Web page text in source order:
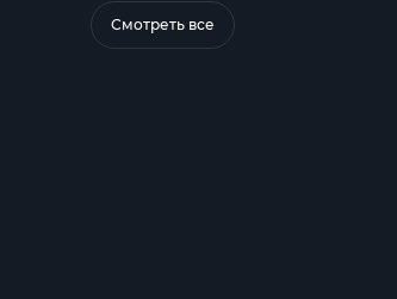
Смотреть все